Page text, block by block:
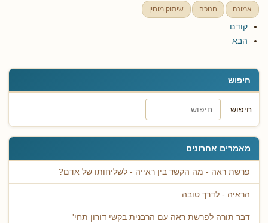
חיפוש
חיפוש...
מאמרים אחרונים
פרשת ראה - מה הקשר בין ראייה - לשליחותו של אדם?
הראיה - לדרך טובה
דבר תורה לפרשת ראה עם הרבנית בקשי דורון תחי'
אמונה חנוכה שיתוק מוחין
קודם
הבא